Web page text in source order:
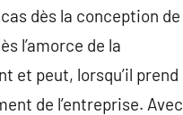
dès la conception de
l’amorce de la
et peut, lorsqu’il prend
de l’entreprise. Avec